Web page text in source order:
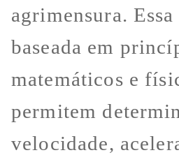
agrimensura. Essa
baseada em
matemáticos e
permitem
velocidade,